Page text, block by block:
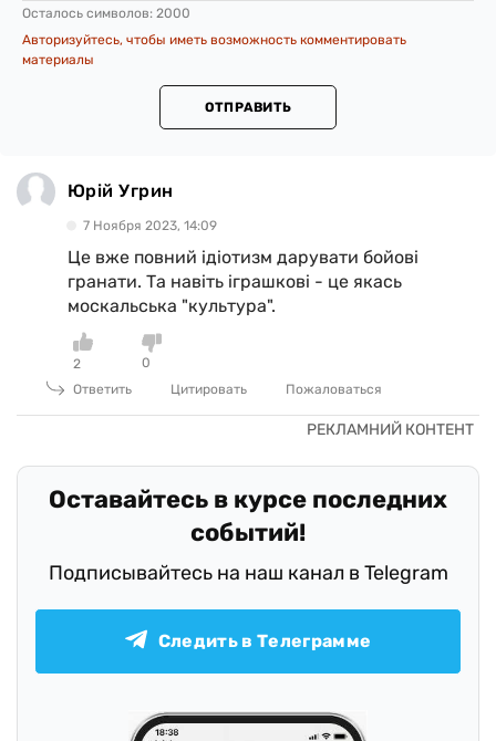
Осталось символов: 2000
Авторизуйтесь, чтобы иметь возможность комментировать
материалы
ОТПРАВИТЬ
Юрій Угрин
7 Ноября 2023, 14:09
Це вже повний ідіотизм дарувати бойові
гранати. Та навіть іграшкові - це якась
москальська "культура".
2
0
Ответить
Цитировать Пожаловаться
Оставайтесь в курсе последних
событий!
Подписывайтесь на наш канал в Telegram
Следить в Телеграмме